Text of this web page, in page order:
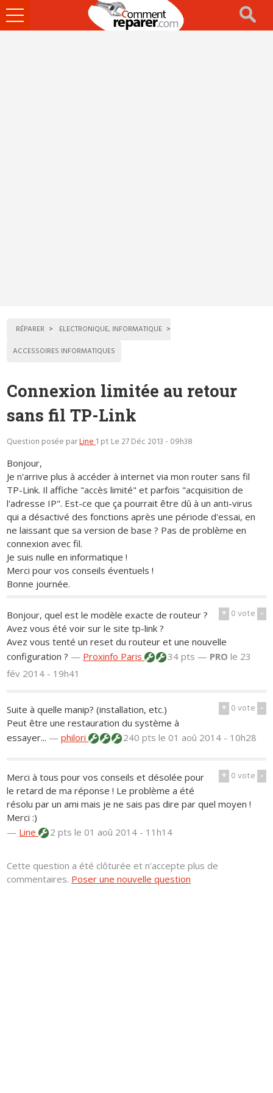
Ouvrir
le
RÉPARER
ELECTRONIQUE, INFORMATIQUE
ACCESSOIRES INFORMATIQUES
Connexion limitée au retour
sans fil TP-Link
Question posée parLine1 pt Le 27 Déc 2013 - 09h38
Bonjour,
Je n'arrive plus à accéder à internet via mon router sans fil
TP-Link. Il affiche "accès limité" et parfois "acquisition de
l'adresse IP". Est-ce que ça pourrait être dû à un anti-virus
qui a désactivé des fonctions après une période d'essai, en
ne laissant que sa version de base ? Pas de problème en
connexion avec fil.
Je suis nulle en informatique !
Merci pour vos conseils éventuels !
Bonne journée.
+ 0vote -
Bonjour, quel est le modèle exacte de routeur ?
Avez vous été voir sur le site tp-link ?
Avez vous tenté un reset du routeur et une nouvelle
configuration ? — Proxinfo Paris 34 pts — PRO le 23
fév 2014 - 19h41
+ 0vote -
Suite à quelle manip? (installation, etc.)
Peut être une restauration du système à
essayer... —philori 240 ptsle 01 aoû 2014 - 10h28
+ 0vote -
Merci à tous pour vos conseils et désolée pour
le retard de ma réponse ! Le problème a été
résolu par un ami mais je ne sais pas dire par quel moyen !
Merci :)
— Line 2 ptsle 01 aoû 2014 - 11h14
Cette question a été clôturée et n'accepte plus de
commentaires. Poser une nouvelle question